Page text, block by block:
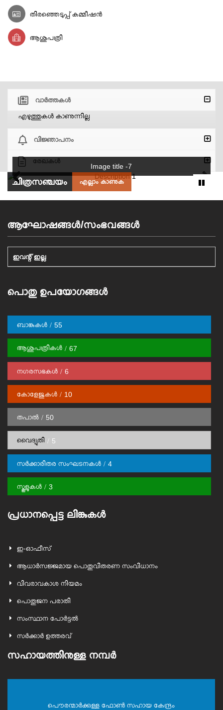
തിരഞ്ഞെടുപ്പ് കമ്മീഷന്‍
ആശുപത്രി
വാര്‍ത്തകള്‍
എഴുത്തുകള്‍ കാണുന്നില്ല
വിജ്ഞാപനം
രേഖകള്‍
ചിത്രസഞ്ചയം എല്ലാം കാണുക
Image title -7
ആഘോഷങ്ങള്‍/സംഭവങ്ങള്‍
ഇവന്റ് ഇല്ല
പൊതു ഉപയോഗങ്ങള്‍
55
ബാങ്കുകള്‍
67
ആശുപത്രികൾ
6
നഗരസഭകള്‍
10
കോളേജുകൾ
50
തപാല്‍
5
വൈദ്യുതി
4
സർക്കാരിതര സംഘടനകള്‍
3
സ്കൂളുകള്‍
പ്രധാനപ്പെട്ട ലിങ്കുകള്‍
ഇ-ഓഫീസ്
ആധാര്‍സജ്ജമായ പൊതുവിതരണ സംവിധാനം
വിവരാവകാശ നിയമം
പൊതുജന പരാതി
സംസ്ഥാന പോര്‍ട്ടല്‍
സർക്കാർ ഉത്തരവ്
സഹായത്തിനുള്ള നമ്പർ
പൌരന്മാര്‍ക്കുള്ള ഫോണ്‍ സഹായ കേന്ദ്രം